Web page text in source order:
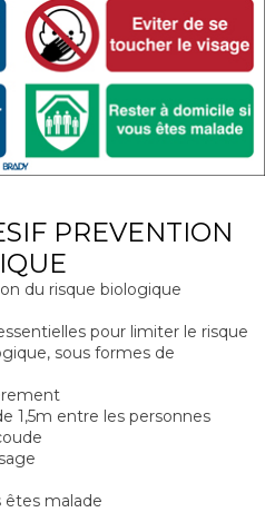
PREVENTION
du risque biologique
pour limiter le risque
sous formes de
1,5m entre les personnes
êtes malade